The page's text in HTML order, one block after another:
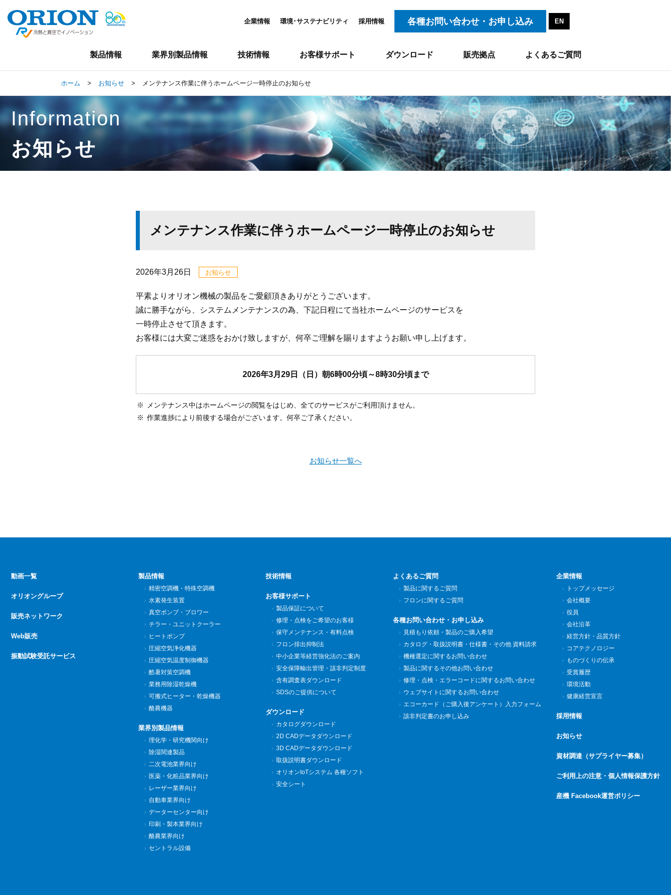
企業情報 環境･サステナビリティ 採用情報 各種お問い合わせ・お申し込み EN
製品情報 業界別製品情報 技術情報 お客様サポート ダウンロード 販売拠点 よくあるご質問
ホーム > お知らせ > メンテナンス作業に伴うホームページ一時停止のお知らせ
Information
お知らせ
メンテナンス作業に伴うホームページ一時停止のお知らせ
2026年3月26日 お知らせ
平素よりオリオン機械の製品をご愛顧頂きありがとうございます。
誠に勝手ながら、システムメンテナンスの為、下記日程にて当社ホームページのサービスを
一時停止させて頂きます。
お客様には大変ご迷惑をおかけ致しますが、何卒ご理解を賜りますようお願い申し上げます。
2026年3月29日（日）朝6時00分頃～8時30分頃まで
メンテナンス中はホームページの閲覧をはじめ、全てのサービスがご利用頂けません。
作業進捗により前後する場合がございます。何卒ご了承ください。
お知らせ一覧へ
動画一覧
オリオングループ
販売ネットワーク
Web販売
振動試験受託サービス
製品情報
精密空調機・特殊空調機
水素発生装置
真空ポンプ・ブロワー
チラー・ユニットクーラー
ヒートポンプ
圧縮空気浄化機器
圧縮空気温度制御機器
酷暑対策空調機
業務用除湿乾燥機
可搬式ヒーター・乾燥機器
酪農機器
業界別製品情報
理化学・研究機関向け
除湿関連製品
二次電池業界向け
医薬・化粧品業界向け
レーザー業界向け
自動車業界向け
データーセンター向け
印刷・製本業界向け
酪農業界向け
セントラル設備
技術情報
お客様サポート
製品保証について
修理・点検をご希望のお客様
保守メンテナンス・有料点検
フロン排出抑制法
中小企業等経営強化法のご案内
安全保障輸出管理・該非判定制度
含有調査表ダウンロード
SDSのご提供について
ダウンロード
カタログダウンロード
2D CADデータダウンロード
3D CADデータダウンロード
取扱説明書ダウンロード
オリオンIoTシステム 各種ソフト
安全シート
よくあるご質問
製品に関するご質問
フロンに関するご質問
各種お問い合わせ・お申し込み
見積もり依頼・製品のご購入希望
カタログ・取扱説明書・仕様書・その他 資料請求
機種選定に関するお問い合わせ
製品に関するその他お問い合わせ
修理・点検・エラーコードに関するお問い合わせ
ウェブサイトに関するお問い合わせ
エコーカード（ご購入後アンケート）入力フォーム
該非判定書のお申し込み
企業情報
トップメッセージ
会社概要
役員
会社沿革
経営方針・品質方針
コアテクノロジー
ものづくりの伝承
受賞履歴
環境活動
健康経営宣言
採用情報
お知らせ
資材調達（サプライヤー募集）
ご利用上の注意・個人情報保護方針
産機 Facebook運営ポリシー